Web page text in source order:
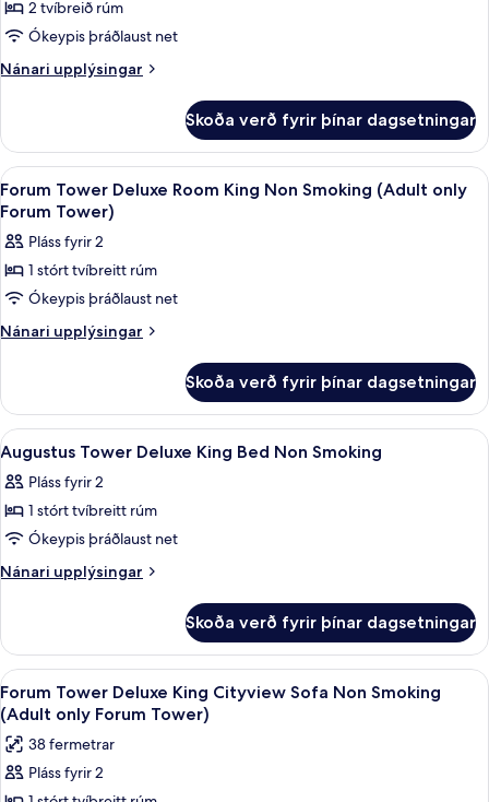
Forum
Tower)
Tower
Luxury
2
Non
Smoking
(Adult
only
Forum
Tower)
2 tvíbreið rúm
Ókeypis þráðlaust net
Nánari upplýsingar
Nánari
Tower
Luxury
2
Bed
Non
Smoking
only
Forum
Tower)
Skoða verð fyrir þínar dagsetningar
Skoða
allar
fyrir
Forum
Tower
Deluxe
Non
Smoking
(Adult
only
Forum
Tower)
Rúmföt af bestu gerð, rúm með
7
Forum Tower Deluxe Room King Non Smoking (Adult only
Forum Tower)
Pláss fyrir 2
1 stórt tvíbreitt rúm
Ókeypis þráðlaust net
Nánari upplýsingar
Nánari
Tower
Deluxe
Room
King
Non
Smoking
(Adult
only
Forum
Tower)
Skoða verð fyrir þínar dagsetningar
Skoða
allar
myndir
fyrir
Augustus
Tower
Bed
Non
Smoking
Rúmföt af bestu gerð, rúm með
7
Augustus Tower Deluxe King Bed Non Smoking
Pláss fyrir 2
1 stórt tvíbreitt rúm
Ókeypis þráðlaust net
Nánari upplýsingar
Nánari
Tower
Deluxe
King
Bed
Non
Smoking
Skoða verð fyrir þínar dagsetningar
Skoða
allar
myndir
fyrir
Forum
Rúmföt af bestu gerð, rúm með
4
Forum Tower Deluxe King Cityview Sofa Non Smoking
(Adult only Forum Tower)
38 fermetrar
Pláss fyrir 2